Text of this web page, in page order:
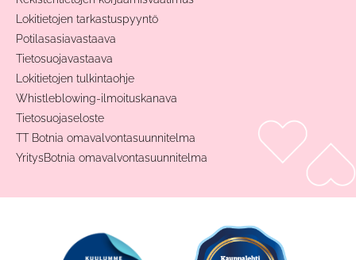
Lokitietojen tarkastuspyyntö
Potilasasiavastaava
Tietosuojavastaava
Lokitietojen tulkintaohje
Whistleblowing-ilmoituskanava
Tietosuojaseloste
TT Botnia omavalvontasuunnitelma
YritysBotnia omavalvontasuunnitelma